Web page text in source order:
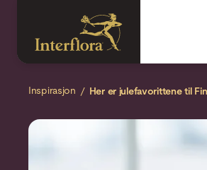
Inspirasjon Her er julefavorittene til